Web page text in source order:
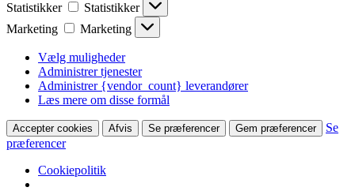
Statistikker
Statistikker
Marketing
Marketing
Vælg muligheder
Administrer tjenester
Administrer {vendor_count} leverandører
Læs mere om disse formål
Accepter cookies Afvis Se præferencer Gem præferencer
Se
præferencer
Cookiepolitik